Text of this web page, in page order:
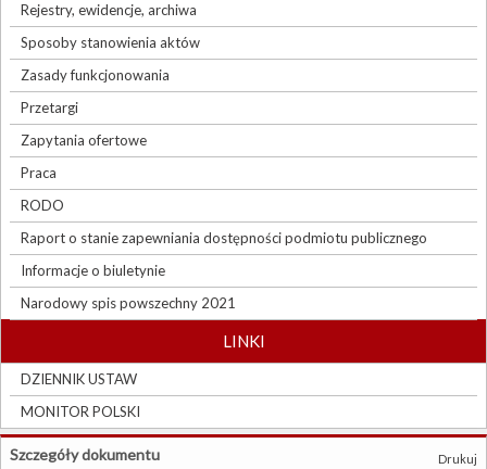
Rejestry, ewidencje, archiwa
Sposoby stanowienia aktów
Zasady funkcjonowania
Przetargi
Zapytania ofertowe
Praca
RODO
Raport o stanie zapewniania dostępności podmiotu publicznego
Informacje o biuletynie
Narodowy spis powszechny 2021
LINKI
DZIENNIK USTAW
MONITOR POLSKI
Drukuj
Szczegóły dokumentu